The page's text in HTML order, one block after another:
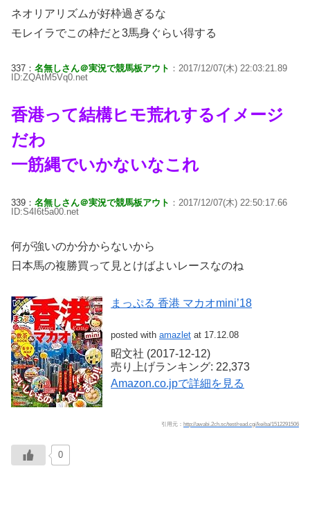
ネオリアリズムが好枠過ぎるな
モレイラでこの枠だと3馬身ぐらい得する
337： 名無しさん＠実況で競馬板アウト ：2017/12/07(木) 22:03:21.89
ID:ZQAtM5Vq0.net
香港って結構ヒモ荒れするイメージ
だわ
一筋縄でいかないなこれ
339： 名無しさん＠実況で競馬板アウト ：2017/12/07(木) 22:50:17.66
ID:S4I6t5a00.net
何が強いのか分からないから
日本馬の複勝買って見とけばよいレースなのね
まっぷる 香港 マカオmini’18
posted with amazlet at 17.12.08
昭文社 (2017-12-12)
売り上げランキング: 22,373
Amazon.co.jpで詳細を見る
引用元： http://awabi.2ch.sc/test/read.cgi/keiba/1512291506
0